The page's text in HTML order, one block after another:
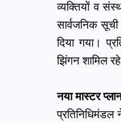
व्यक्तियों व
सार्वजनिक
दिया गया।
झिंगन शामिल
नया मास्टर